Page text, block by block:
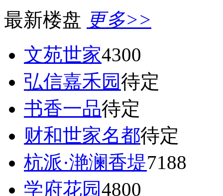
最新楼盘 更多>>
文苑世家4300
弘信嘉禾园待定
书香一品待定
财和世家名都待定
杭派·滟澜香堤7188
学府花园4800